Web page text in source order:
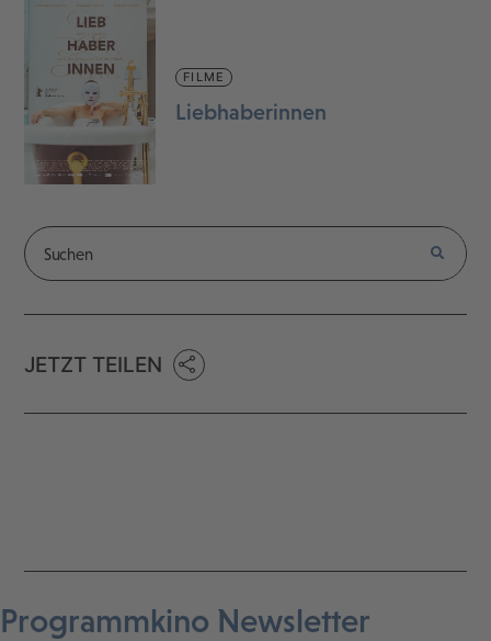
FILME
Liebhaberinnen
JETZT TEILEN
Programmkino Newsletter